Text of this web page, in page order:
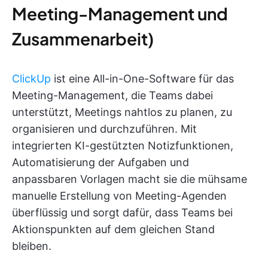
Meeting-Management und
Zusammenarbeit)
ClickUp ist eine All-in-One-Software für das
Meeting-Management, die Teams dabei
unterstützt, Meetings nahtlos zu planen, zu
organisieren und durchzuführen. Mit
integrierten KI-gestützten Notizfunktionen,
Automatisierung der Aufgaben und
anpassbaren Vorlagen macht sie die mühsame
manuelle Erstellung von Meeting-Agenden
überflüssig und sorgt dafür, dass Teams bei
Aktionspunkten auf dem gleichen Stand
bleiben.